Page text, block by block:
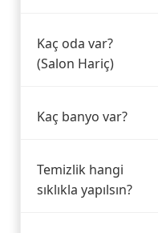
Kaç oda var?
(Salon Hariç)
Kaç banyo var?
Temizlik hangi
sıklıkla yapılsın?